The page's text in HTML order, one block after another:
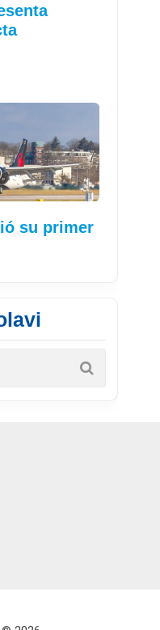
su primer